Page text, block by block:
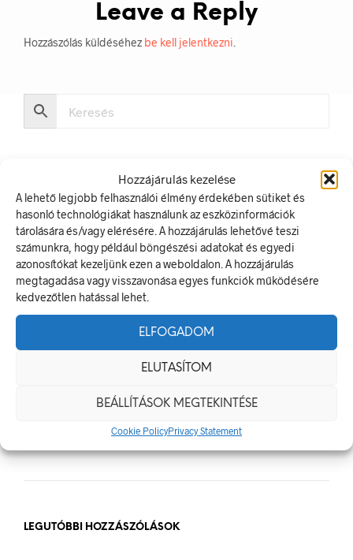
Hozzájárulás kezelése
A lehető legjobb felhasználói élmény érdekében sütiket és
hasonló technológiákat használunk az eszközinformációk
tárolására és/vagy elérésére. A hozzájárulás lehetővé teszi
számunkra, hogy például böngészési adatokat és egyedi
azonosítókat kezeljünk ezen a weboldalon. A hozzájárulás
megtagadása vagy visszavonása egyes funkciók működésére
kedvezőtlen hatással lehet.
ELFOGADOM
ELUTASÍTOM
BEÁLLÍTÁSOK MEGTEKINTÉSE
Cookie PolicyPrivacy Statement
Leave a Reply
Hozzászólás küldéséhez be kell jelentkezni
LEGUTÓBBI BEJEGYZÉSEK
Munkavédelmi Táblák És Biztonsági Jelzések – Miért
Nélkülözhetetlenek A Munkahelyen?
Jól Láthatósági Mellény: Miért Fontos, Hogyan Válaszd Ki,
Céges Logóval Ellátott Pólók: Az Identitás És Csapatszellem
Megtestesítői
A Biztonságos Hulladékgazdálkodás: A Hulladékgyűjtő
Ellenőrzés És Tudatosság Fontossága
LEGUTÓBBI HOZZÁSZÓLÁSOK